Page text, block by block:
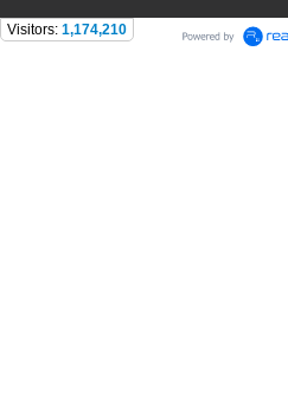
Visitors: 1,174,210